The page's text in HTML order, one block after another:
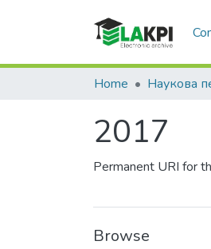
Home Наукова
2017
Permanent URI for
Browse